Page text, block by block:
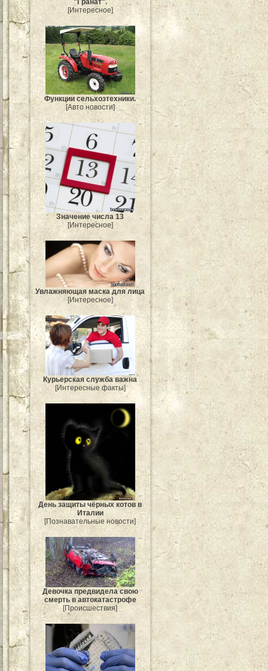
"Гранат".
[Интересное]
Функции сельхозтехники.
[Авто новости]
Значение числа 13
[Интересное]
Увлажняющая маска для лица
[Интересное]
Курьерская служба важна
[Интересные факты]
День защиты чёрных котов в
Италии
[Познавательные новости]
Девочка предвидела свою
смерть в автокатастрофе
[Происшествия]